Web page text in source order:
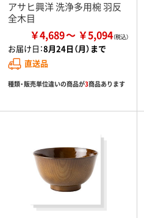
アサヒ興洋 洗浄多用椀 羽反
全木目
￥4,689 ￥5,094
お届け日：8月24日（月）まで
直送品
種類・販売単位違いの商品が3商品あります